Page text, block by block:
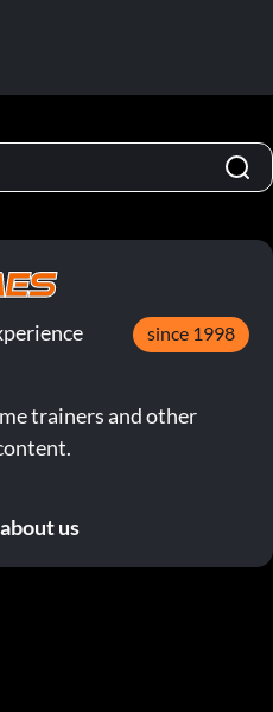
since 1998
trainers and other
us